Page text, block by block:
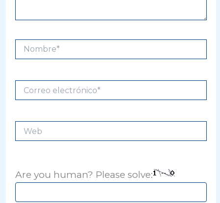
Nombre*
electrónico*
Are you human? Please solve: